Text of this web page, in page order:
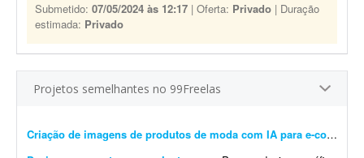
Submetido: 07/05/2024 às 12:17 | Oferta: Privado | Duração
estimada: Privado
Projetos semelhantes no 99Freelas
Criação de imagens de produtos de moda com IA para e-commerce